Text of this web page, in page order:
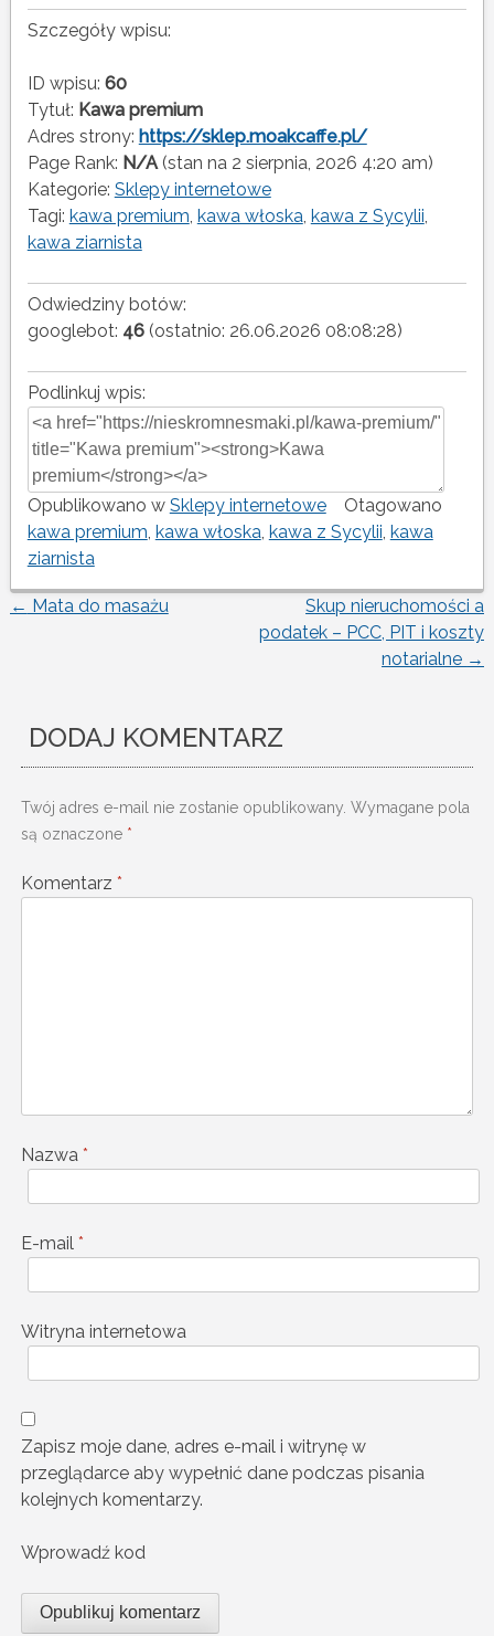
Szczegóły wpisu:
ID wpisu: 60
Tytuł: Kawa premium
Adres strony: https://sklep.moakcaffe.pl/
Page Rank: N/A(stan na 2 sierpnia, 2026 4:20 am)
Kategorie: Sklepy internetowe
Tagi: kawa premium, kawa włoska, kawa z Sycylii,
kawa ziarnista
Odwiedziny botów:
googlebot: 46(ostatnio: 26.06.2026 08:08:28)
Podlinkuj wpis:
Opublikowano w Sklepy internetowe
Otagowano
kawa premium, kawa włoska, kawa z Sycylii, kawa
ziarnista
Nawigacja
← Mata do masażu
Skup nieruchomości a
podatek – PCC, PIT i koszty
notarialne →
DODAJ KOMENTARZ
Twój adres e-mail nie zostanie opublikowany. Wymagane pola
są oznaczone *
Komentarz *
Nazwa *
E-mail *
Witryna internetowa
Zapisz moje dane, adres e-mail i witrynę w
przeglądarce aby wypełnić dane podczas pisania
kolejnych komentarzy.
Wprowadź kod